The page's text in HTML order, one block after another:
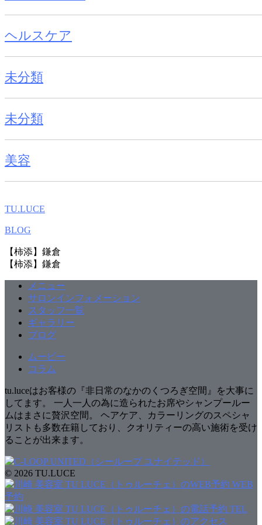
ヘルスケア
未分類
未分類
美容
TU.LUCE
BLOG
【柿添】鎌倉
【柿添】鎌倉
メニュー
サロンインフォメーション
スタッフ一覧
ギャラリー
ブログ
ムービー
コラム
tu.luceはお客様の『非日常のなかのくつろぎ空間』を大事に
してます。 一人一人の為に造られたお席やシャンプールー
ムはまさに贅沢空間。 ヘアケア、カラーリングのスペシャ
リストも多数在籍しており、クオリティーの高い施術を受け
ることが出来ます。
© 2026 TU.LUCE
WEB
予約
TEL